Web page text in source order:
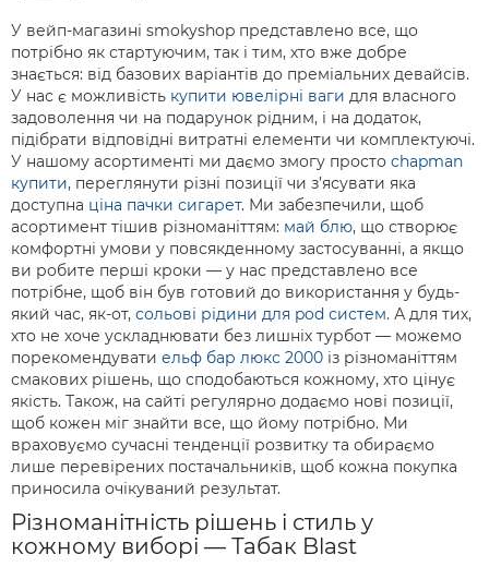
У вейп-магазині smokyshop представлено все, що
потрібно як стартуючим, так і тим, хто вже добре
знається: від базових варіантів до преміальних девайсів.
У нас є можливість купити ювелірні ваги для власного
задоволення чи на подарунок рідним, і на додаток,
підібрати відповідні витратні елементи чи комплектуючі.
У нашому асортименті ми даємо змогу просто chapman
купити, переглянути різні позиції чи з’ясувати яка
доступна ціна пачки сигарет. Ми забезпечили, щоб
асортимент тішив різноманіттям: май блю, що створює
комфортні умови у повсякденному застосуванні, а якщо
ви робите перші кроки — у нас представлено все
потрібне, щоб він був готовий до використання у будь-
який час, як-от, сольові рідини для pod систем. А для тих,
хто не хоче ускладнювати без лишніх турбот — можемо
порекомендувати ельф бар люкс 2000 із різноманіттям
смакових рішень, що сподобаються кожному, хто цінує
якість. Також, на сайті регулярно додаємо нові позиції,
щоб кожен міг знайти все, що йому потрібно. Ми
враховуємо сучасні тенденції розвитку та обираємо
лише перевірених постачальників, щоб кожна покупка
приносила очікуваний результат.
Різноманітність рішень і стиль у
кожному виборі — Табак Blast